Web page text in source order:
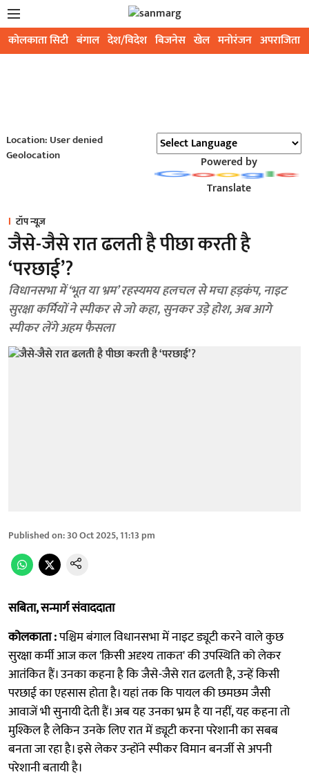
कोलकाता सिटी बंगाल देश/विदेश बिजनेस खेल मनोरंजन अपराजिता
Location: User denied
Geolocation
Powered by
Translate
टॉप न्यूज़
जैसे-जैसे रात ढलती है पीछा करती है
‘परछाई’?
विधानसभा में ‘भूत या भ्रम’ रहस्यमय हलचल से मचा हड़कंप, नाइट
सुरक्षा कर्मियों ने स्पीकर से जो कहा, सुनकर उड़े होश, अब आगे
स्पीकर लेंगे अहम फैसला
Published on:30 Oct 2025, 11:13 pm
सबिता, सन्मार्ग संवाददाता
कोलकाता :पश्चिम बंगाल विधानसभा में नाइट ड्यूटी करने वाले कुछ
सुरक्षा कर्मी आज कल 'क़िसी अदृश्य ताकत' की उपस्थिति को लेकर
आतंकित हैं। उनका कहना है कि जैसे-जैसे रात ढलती है, उन्हें किसी
परछाई का एहसास होता है। यहां तक कि पायल की छमछम जैसी
आवाजें भी सुनायी देती हैं। अब यह उनका भ्रम है या नहीं, यह कहना तो
मुश्किल है लेकिन उनके लिए रात में ड्यूटी करना परेशानी का सबब
बनता जा रहा है। इसे लेकर उन्होंने स्पीकर विमान बनर्जी से अपनी
परेशानी बतायी है।